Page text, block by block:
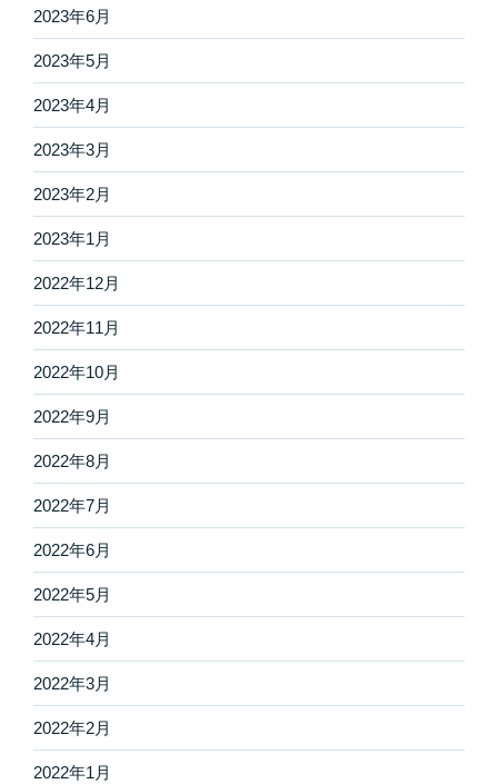
2023年6月
2023年5月
2023年4月
2023年3月
2023年2月
2023年1月
2022年12月
2022年11月
2022年10月
2022年9月
2022年8月
2022年7月
2022年6月
2022年5月
2022年4月
2022年3月
2022年2月
2022年1月